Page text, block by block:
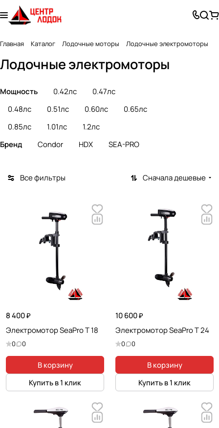
Главная Каталог Лодочные моторы Лодочные электромоторы
Лодочные электромоторы
Мощность 0.42лс
0.47лс
0.48лс
0.51лс 0.60лс
0.65лс
0.85лс
1.01лс
1.2лс
Бренд
Condor HDX SEA-PRO
Все фильтры Сначала дешевые
8 400 ₽
Электромотор SeaPro T 18
0 0
В корзину
Купить в 1 клик
10 600 ₽
Электромотор SeaPro T 24
0 0
В корзину
Купить в 1 клик